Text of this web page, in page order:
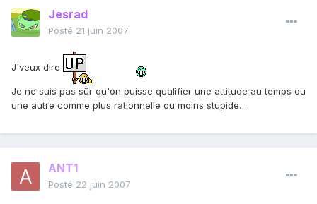
Jesrad
Posté 21 juin 2007
J'veux dire
Je ne suis pas sûr qu'on puisse qualifier une attitude au temps ou
une autre comme plus rationnelle ou moins stupide…
ANT1
Posté 22 juin 2007